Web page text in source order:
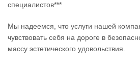
специалистов***
Мы надеемся, что услуги нашей
чувствовать себя на дороге в
массу эстетического удовольствия.